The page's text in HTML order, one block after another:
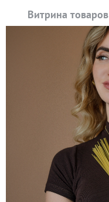
Витрина товаров